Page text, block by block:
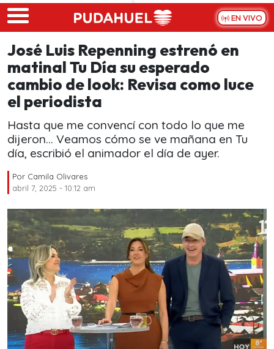
Skip to main content
EN VIVO
José Luis Repenning estrenó en
matinal Tu Día su esperado
cambio de look: Revisa como luce
el periodista
Hasta que me convencí con todo lo que me
dijeron... Veamos cómo se ve mañana en Tu
día, escribió el animador el día de ayer.
Por Camila Olivares
abril 7, 2025 - 10:12 am